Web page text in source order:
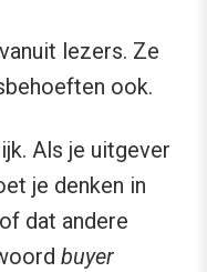
lezers. Ze
ook.
Als je uitgever
je denken in
dat andere
buyer